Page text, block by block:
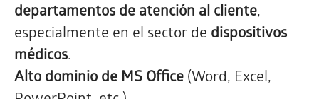
departamentos de atención al cliente,
especialmente en el sector de dispositivos
médicos.
Alto dominio de MS Office (Word, Excel,